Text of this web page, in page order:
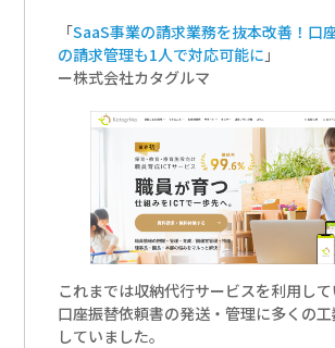
「SaaS事業の請求業務を抜本改善！口
の請求管理も1人で対応可能に」
ー株式会社カタグルマ
これまでは収納代行サービスを利用して
口座振替依頼書の発送・管理に多くの
していました。